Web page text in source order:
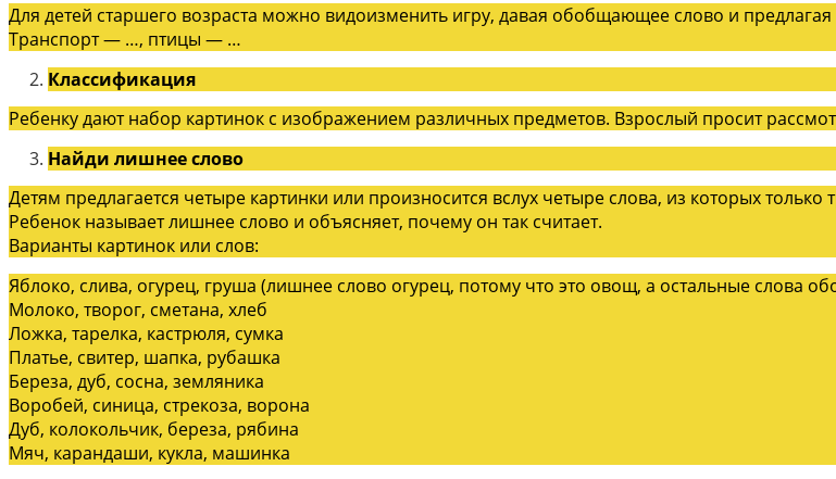
Для детей старшего возраста можно видоизменить игру, давая обобщающее слово и
Транспорт — …, птицы — …
Классификация
Ребенку дают набор картинок с изображением различных предметов. Взрослый просит
Найди лишнее слово
Детям предлагается четыре картинки или произносится вслух четыре слова, из которых
Ребенок называет лишнее слово и объясняет, почему он так считает.
Варианты картинок или слов:
Яблоко, слива, огурец, груша (лишнее слово огурец, потому что это овощ, а остальные слова
Молоко, творог, сметана, хлеб
Ложка, тарелка, кастрюля, сумка
Платье, свитер, шапка, рубашка
Береза, дуб, сосна, земляника
Воробей, синица, стрекоза, ворона
Дуб, колокольчик, береза, рябина
Мяч, карандаши, кукла, машинка